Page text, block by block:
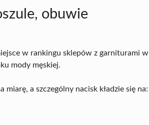
obuwie
w rankingu sklepów z garniturami w
mody męskiej.
a szczególny nacisk kładzie się na: